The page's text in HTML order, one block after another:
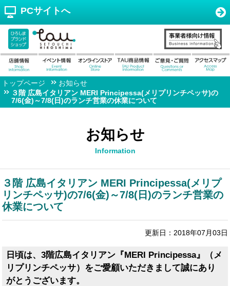
PCサイトへ
トップページ
お知らせ
３階 広島イタリアン MERI Principessa(メリプリンチペッサ)の
7/6(金)～7/8(日)のランチ営業の休業について
お知らせ
Information
３階 広島イタリアン MERI Principessa(メリプ
リンチペッサ)の7/6(金)～7/8(日)のランチ営業の
休業について
更新日：2018年07月03日
日頃は、3階広島イタリアン『MERI Principessa』（メ
リプリンチペッサ）をご愛顧いただきまして誠にあり
がとうございます。